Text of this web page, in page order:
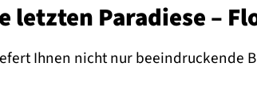
letzten Paradiese –
Ihnen nicht nur beeindruckende